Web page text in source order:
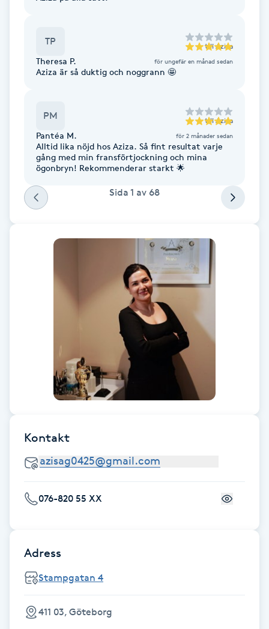
Fransrengöring
Frekvensterapi
Friskvård
Friskvårdsmassage
Funktionsanalys
Gravidmassage
Gravidyoga
Gruppträning
Hatha Yoga
TP till Aziza
Theresa P. för ungefär en månad sedan
Aziza är så duktig och noggrann 🤩
PM till Aziza
Pantéa M. för 2 månader sedan
Alltid lika nöjd hos Aziza. Så fint resultat varje
gång med min fransförtjockning och mina
ögonbryn! Rekommenderar starkt 🌟
Sida 1 av 68
Kontakt
076-820 55 XX
Adress
Stampgatan 4
411 03, Göteborg